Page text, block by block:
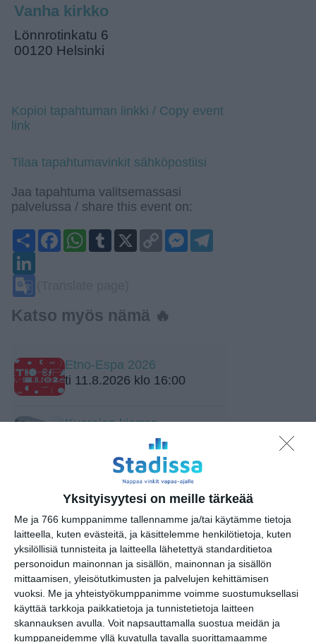
Yksityisyytesi on meille tärkeää
Me ja 766 kumppanimme tallennamme ja/tai käytämme tietoja
laitteella, kuten evästeitä, ja käsittelemme henkilötietoja, kuten
yksilöllisiä tunnisteita ja laitteella lähetettyä standarditietoa
personoidun mainonnan ja sisällön, mainonnan ja sisällön
mittaamisen, yleisötutkimusten ja palvelujen kehittämisen
vuoksi. Me ja yhteistyökumppanimme voimme suostumuksellasi
käyttää tarkkoja paikkatietoja ja tunnistetietoja laitteen
skannauksen avulla. Voit napsauttamalla suostua meidän ja
kumppaneidemme yllä kuvatulla tavalla suorittamaamme
Vanha kirkko
Lönnrotinkatu 6
00120 Helsinki
Kopioi tapahtuman linkki / Copy event
link
Tilaa tapahtumavinkit sähköpostiisi
Jaa tapahtuma valitsemassasi
palvelussa / share this event on:
ShareFacebook
WhatsApp
Tumblr
Copy
Link
Messenger
Katso myös nämä 🔥
Etno-Espa 2026
ti 11.8.2026 klo 16:00
Kuorojen kierros
to 13.8.2026 klo 17:00
Meksiko A Cappella
to 13.8.2026 klo 19:00
Malmin tapahtumakesä
elokuu 2026: Teini-Pää,
Aarne Alligaattori, Lyyti,
Steve ‘n’ Seagulls, Antti
Paalanen, kukkatalo ja ANI
la 15.8.2026 klo 11:00